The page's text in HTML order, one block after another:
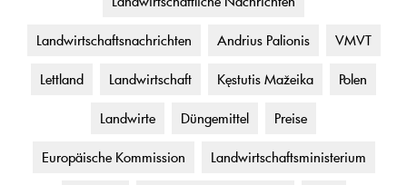
Landwirtschaftsnachrichten Andrius Palionis VMVT
Lettland Landwirtschaft Kęstutis Mažeika Polen
Landwirte Düngemittel Preise
Europäische Kommission Landwirtschaftsministerium